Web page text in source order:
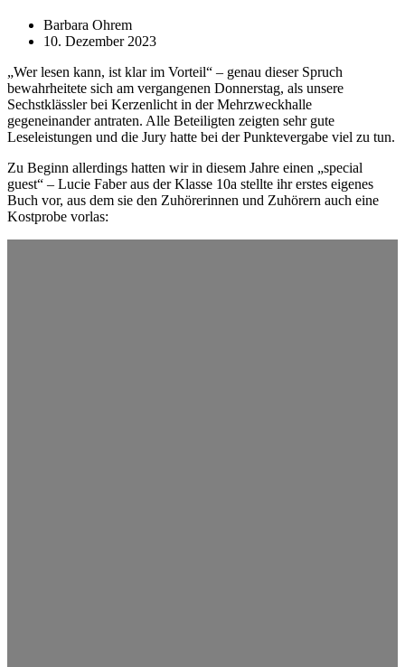
Barbara Ohrem
10. Dezember 2023
„Wer lesen kann, ist klar im Vorteil“ – genau dieser Spruch
bewahrheitete sich am vergangenen Donnerstag, als unsere
Sechstklässler bei Kerzenlicht in der Mehrzweckhalle
gegeneinander antraten. Alle Beteiligten zeigten sehr gute
Leseleistungen und die Jury hatte bei der Punktevergabe viel zu tun.
Zu Beginn allerdings hatten wir in diesem Jahre einen „special
guest“ – Lucie Faber aus der Klasse 10a stellte ihr erstes eigenes
Buch vor, aus dem sie den Zuhörerinnen und Zuhörern auch eine
Kostprobe vorlas: